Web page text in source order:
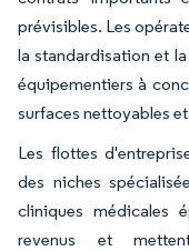
prévisibles. Les
la standardisation et
équipementiers à
surfaces nettoyables
Les flottes
des niches
cliniques médicales
revenus et